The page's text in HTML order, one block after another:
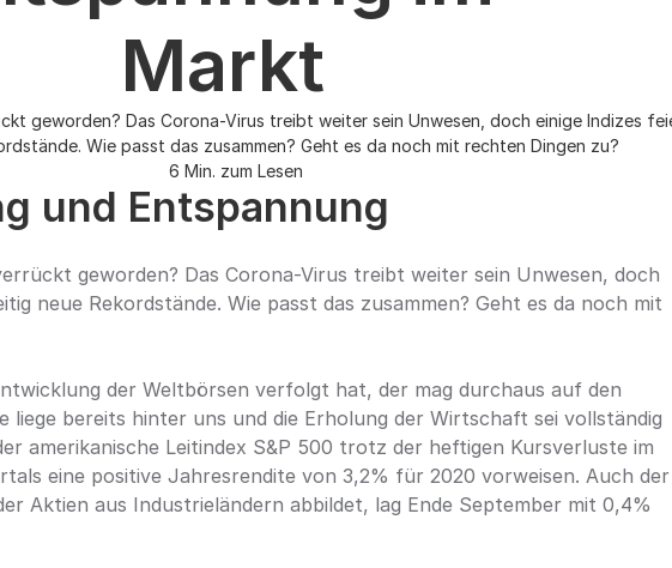
Markt
geworden? Das Corona-Virus treibt weiter sein Unwesen, doch einige Indizes
Wie passt das zusammen? Geht es da noch mit rechten Dingen zu?
6 Min. zum Lesen
und Entspannung
geworden? Das Corona-Virus treibt weiter sein Unwesen, doch
neue Rekordstände. Wie passt das zusammen? Geht es da noch mit
der Weltbörsen verfolgt hat, der mag durchaus auf den
liege bereits hinter uns und die Erholung der Wirtschaft sei vollständig
amerikanische Leitindex S&P 500 trotz der heftigen Kursverluste im
eine positive Jahresrendite von 3,2% für 2020 vorweisen. Auch der
Aktien aus Industrieländern abbildet, lag Ende September mit 0,4%